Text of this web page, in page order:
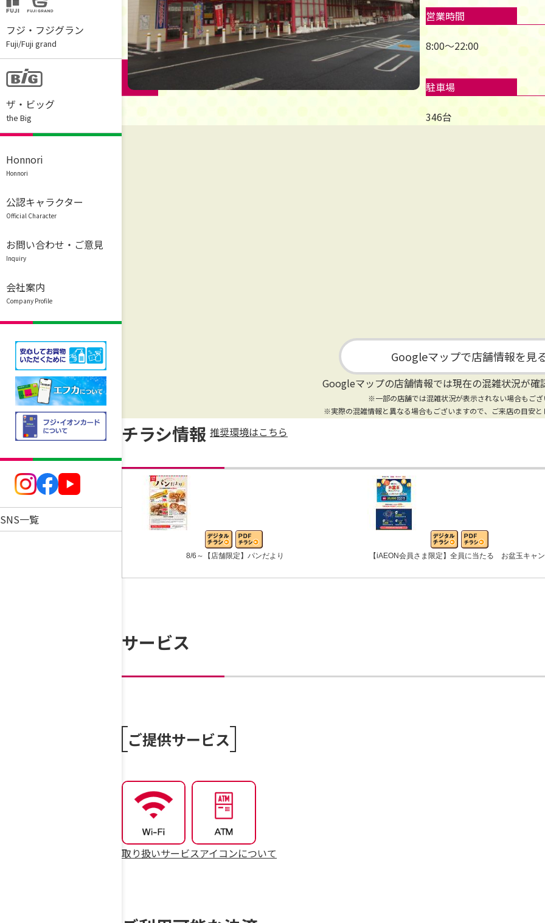
Honnori
Honnori
公認キャラクター
Official Character
お問い合わせ・ご意見
Inquiry
会社案内
Company Profile
SNS一覧
フジ・フジグラン
Fuji/Fuji grand
ザ・ビッグ
the Big
営業時間
8:00～22:00
駐車場
346台
Googleマップで店舗情報を見
Googleマップの店舗情報では現在の混雑状況が確
※一部の店舗では混雑状況が表示されない場合もござ
※実際の混雑情報と異なる場合もございますので、ご来店の目安
チラシ情報 推奨環境はこちら
8/6～【店舗限定】パンだより 【iAEON会員さま限定】全員に当たる お盆玉キャ
サービス
ご提供サービス
取り扱いサービスアイコンについて